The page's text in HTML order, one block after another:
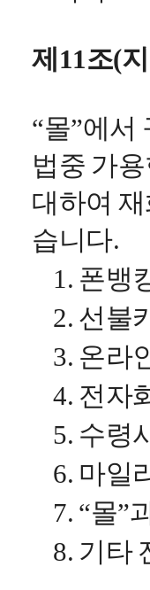
제11조(
“몰”에서
법중 가
대하여
습니다.
1. 폰뱅
2. 선불
3. 온라
4. 전자
5. 수령
6. 마일
7. “몰”
8. 기타